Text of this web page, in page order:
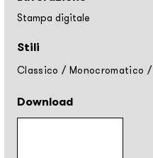
Stampa digitale
Stili
Classico / Monocromatico /
Download